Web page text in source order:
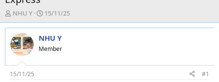
T
h
r
e
a
d
s
t
NHU Y
N
g
à
y
g
i
15/11/25
NHU Y
Member
15/11/25 #1